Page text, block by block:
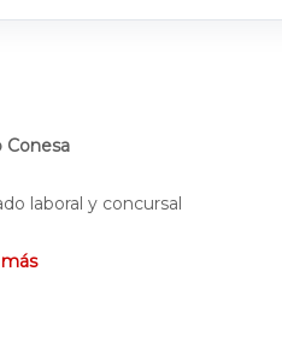
Conesa
laboral y concursal